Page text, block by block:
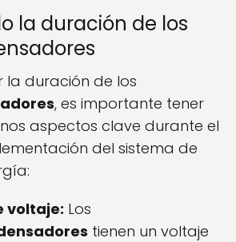
la duración de los
la duración de los
, es importante tener
aspectos clave durante el
del sistema de
voltaje: Los
tienen un voltaje